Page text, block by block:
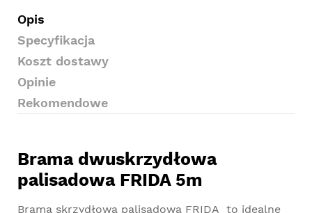
Opis
Specyfikacja
Koszt dostawy
Opinie
Rekomendowe
Brama dwuskrzydłowa
palisadowa FRIDA 5m
Brama skrzydłowa palisadowa FRIDA to idealne